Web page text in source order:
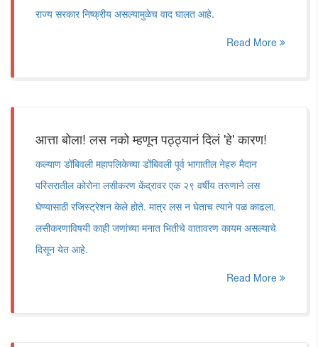
राज्य सरकार निष्क्रीय असल्यामुळेच वाद घालत आहे.
Read More
आत्ता बोला! लस नको म्हणून पठ्ठ्यानं दिलं 'हे' कारण!
कल्याण डोंबिवली महापलिकेच्या डोंबिवली पूर्व भागातील नेहरु मैदान
परिसरातील कोरोना लसीकरण केंद्रावर एक २९ वर्षीय तरुणाने लस
घेण्यासाठी रजिस्ट्रेशन केले होते. मात्र लस न घेताच त्याने पळ काढला.
लसीकरणाविषयी काही जणांच्या मनात भितीचे वातावरण कायम असल्याचे
दिसून येत आहे.
Read More